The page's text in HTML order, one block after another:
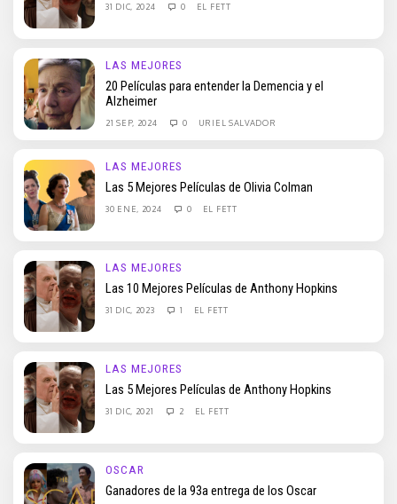
31 DIC, 2024 0 EL FETT
LAS MEJORES
20 Películas para entender la Demencia y el
Alzheimer
21 SEP, 2024 0 URIEL SALVADOR
LAS MEJORES
Las 5 Mejores Películas de Olivia Colman
30 ENE, 2024 0 EL FETT
LAS MEJORES
Las 10 Mejores Películas de Anthony Hopkins
31 DIC, 2023 1 EL FETT
LAS MEJORES
Las 5 Mejores Películas de Anthony Hopkins
31 DIC, 2021 2 EL FETT
OSCAR
Ganadores de la 93a entrega de los Oscar